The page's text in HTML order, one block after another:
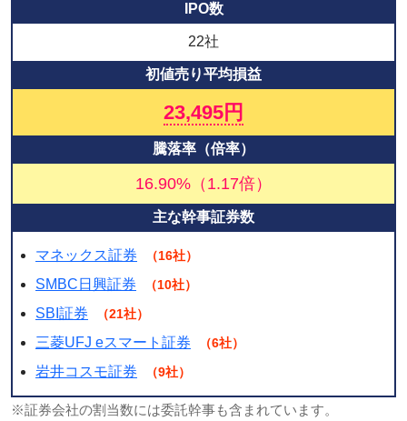
IPO数
22社
初値売り平均損益
23,495円
騰落率（倍率）
16.90%（1.17倍）
主な幹事証券数
マネックス証券 （16社）
SMBC日興証券 （10社）
SBI証券 （21社）
三菱UFJ eスマート証券 （6社）
岩井コスモ証券 （9社）
※証券会社の割当数には委託幹事も含まれています。